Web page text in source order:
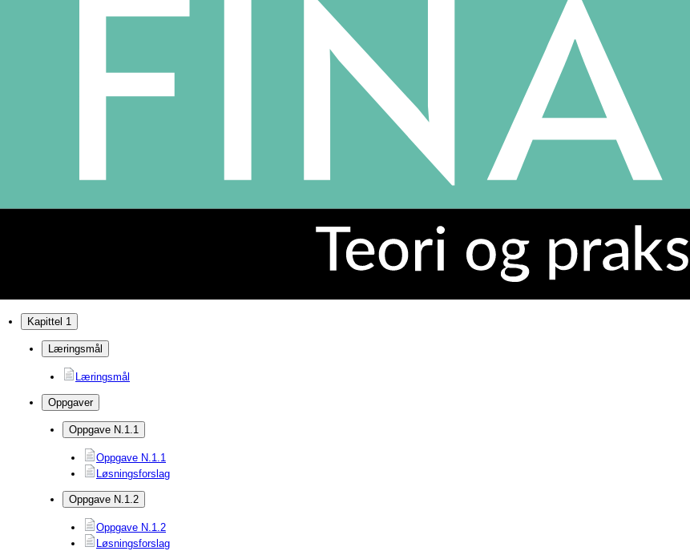
Kapittel 1
Læringsmål
Læringsmål
Oppgaver
Oppgave N.1.1
Oppgave N.1.1
Løsningsforslag
Oppgave N.1.2
Oppgave N.1.2
Løsningsforslag